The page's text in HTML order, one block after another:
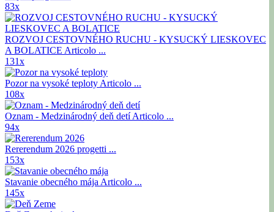
83x
ROZVOJ CESTOVNÉHO RUCHU - KYSUCKÝ LIESKOVEC
A BOLATICE Articolo ...
131x
Pozor na vysoké teploty Articolo ...
108x
Oznam - Medzinárodný deň detíArticolo ...
94x
Rererendum 2026 progetti ...
153x
Stavanie obecného mája Articolo ...
145x